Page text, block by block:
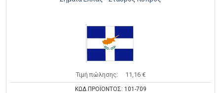
Τιμή πώλησης: 11,16 €
ΚΩΔ.ΠΡΟΪΟΝΤΟΣ: 101-709